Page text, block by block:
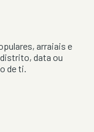
arraiais e
data ou
de ti.